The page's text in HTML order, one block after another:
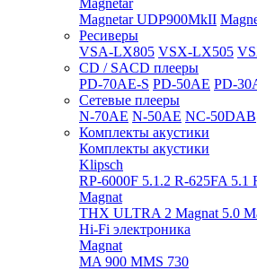
Magnetar
Magnetar UDP900MkII
Ресиверы
VSA-LX805 VSX-LX505
CD / SACD плееры
PD-70AE-S PD-50AE PD-
Сетевые плееры
N-70AE N-50AE NC-50DAB
Комплекты акустики
Комплекты акустики
Klipsch
RP-6000F 5.1.2 R-625FA 5.1
Magnat
THX ULTRA 2 Magnat 5.0
Hi-Fi электроника
Magnat
MA 900 MMS 730